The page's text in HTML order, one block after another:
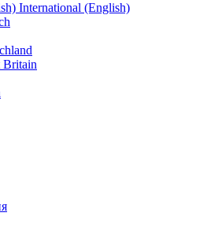
International (English)
Britain